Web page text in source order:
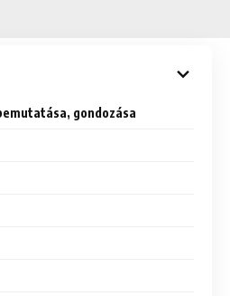
gondozása